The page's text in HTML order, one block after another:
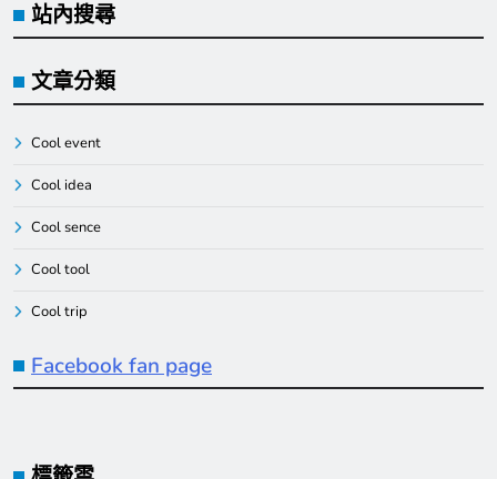
站內搜尋
文章分類
Cool event
Cool idea
Cool sence
Cool tool
Cool trip
Facebook fan page